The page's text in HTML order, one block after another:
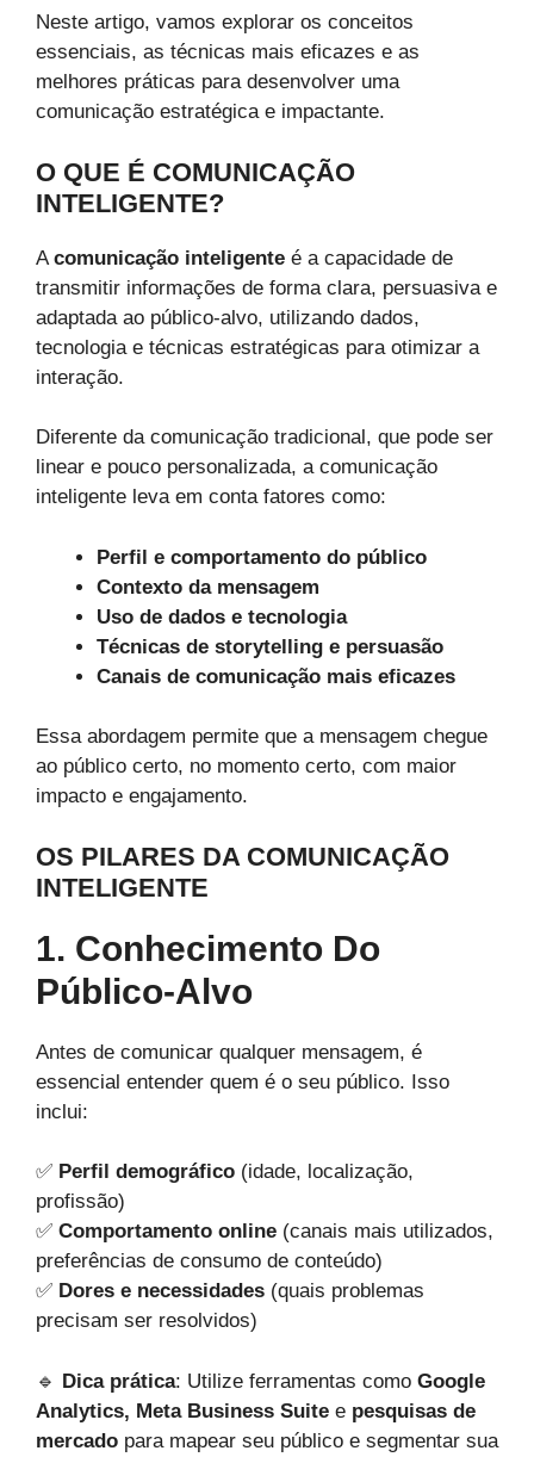
Neste artigo, vamos explorar os conceitos
essenciais, as técnicas mais eficazes e as
melhores práticas para desenvolver uma
comunicação estratégica e impactante.
O QUE É COMUNICAÇÃO
INTELIGENTE?
A comunicação inteligente é a capacidade de
transmitir informações de forma clara, persuasiva e
adaptada ao público-alvo, utilizando dados,
tecnologia e técnicas estratégicas para otimizar a
interação.
Diferente da comunicação tradicional, que pode ser
linear e pouco personalizada, a comunicação
inteligente leva em conta fatores como:
Perfil e comportamento do público
Contexto da mensagem
Uso de dados e tecnologia
Técnicas de storytelling e persuasão
Canais de comunicação mais eficazes
Essa abordagem permite que a mensagem chegue
ao público certo, no momento certo, com maior
impacto e engajamento.
OS PILARES DA COMUNICAÇÃO
INTELIGENTE
1. Conhecimento Do
Público-Alvo
Antes de comunicar qualquer mensagem, é
essencial entender quem é o seu público. Isso
inclui:
✅ Perfil demográfico (idade, localização,
profissão)
✅ Comportamento online (canais mais utilizados,
preferências de consumo de conteúdo)
✅ Dores e necessidades (quais problemas
precisam ser resolvidos)
🔹 Dica prática: Utilize ferramentas como Google
Analytics, Meta Business Suite e pesquisas de
mercado para mapear seu público e segmentar sua